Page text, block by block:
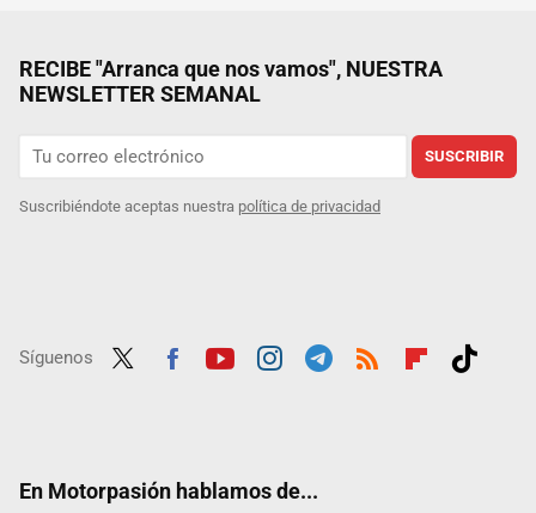
RECIBE "Arranca que nos vamos", NUESTRA
NEWSLETTER SEMANAL
SUSCRIBIR
Suscribiéndote aceptas nuestra política de privacidad
Síguenos
En Motorpasión hablamos de...